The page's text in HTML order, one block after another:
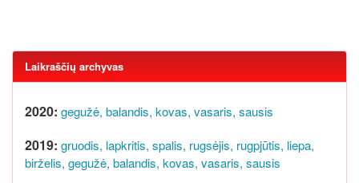
Laikraščių archyvas
2020: gegužė, balandis, kovas, vasaris, sausis
2019: gruodis, lapkritis, spalis, rugsėjis, rugpjūtis, liepa,
birželis, gegužė, balandis, kovas, vasaris, sausis